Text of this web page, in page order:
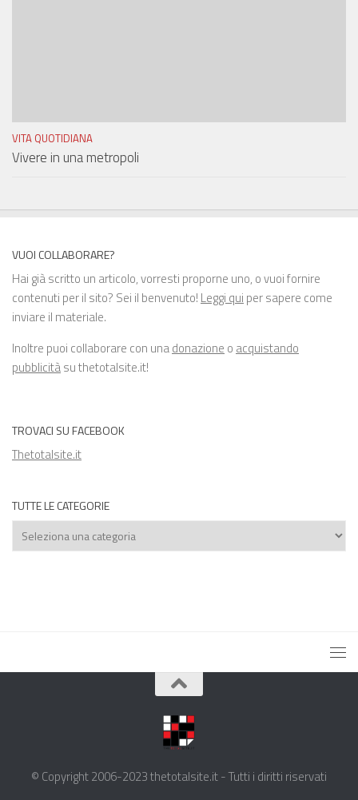
VITA QUOTIDIANA
Vivere in una metropoli
VUOI COLLABORARE?
Hai già scritto un articolo, vorresti proporne uno, o vuoi fornire
contenuti per il sito? Sei il benvenuto! Leggi qui per sapere come
inviare il materiale.
Inoltre puoi collaborare con unadonazione o acquistando
pubblicitàsu thetotalsite.it!
TROVACI SU FACEBOOK
Thetotalsite.it
TUTTE LE CATEGORIE
Tutte
le
© Copyright 2006-2023 thetotalsite.it - Tutti i diritti riservati